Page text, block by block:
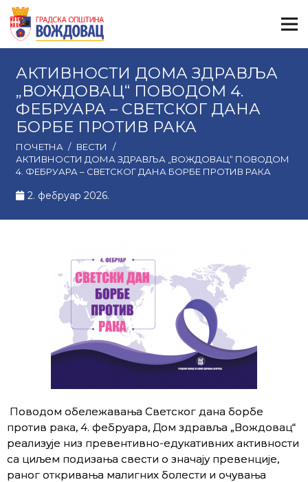
АКТИВНОСТИ ДОМА ЗДРАВЉА
„ВОЖДОВАЦ“ ПОВОДОМ 4.
ФЕБРУАРА – СВЕТСКОГ ДАНА
БОРБЕ ПРОТИВ РАКА
ПОЧЕТНА / ВЕСТИ
/
АКТИВНОСТИ ДОМА ЗДРАВЉА „ВОЖДОВАЦ“ ПОВОДОМ
4. ФЕБРУАРА – СВЕТСКОГ ДАНА БОРБЕ ПРОТИВ РАКА
2. фебруар 2026.
Поводом обележавања Светског дана борбе
против рака, 4. фебруара, Дом здравља „Вождовац“
реализује низ превентивно-едукативних активности
са циљем подизања свести о значају превенције,
раног откривања малигних болести и очувања